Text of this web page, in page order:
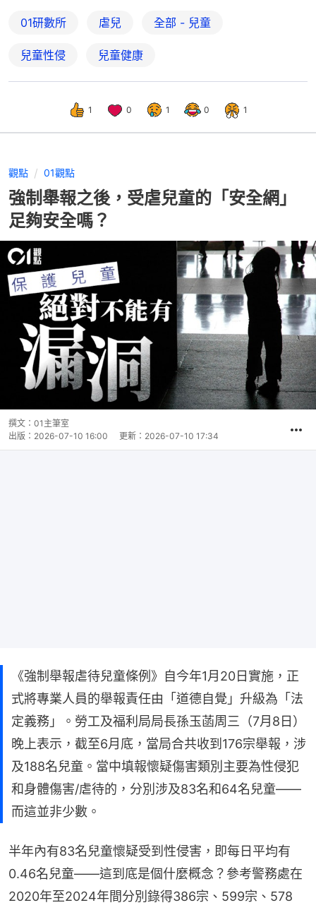
01研數所 虐兒 全部 - 兒童
兒童性侵 兒童健康
1 0 1 0 1
觀點 01觀點
強制舉報之後，受虐兒童的「安全網」
足夠安全嗎？
撰文： 01主筆室
出版： 2026-07-10 16:00 更新： 2026-07-10 17:34
《強制舉報虐待兒童條例》自今年1月20日實施，正
式將專業人員的舉報責任由「道德自覺」升級為「法
定義務」。勞工及福利局局長孫玉菡周三（7月8日）
晚上表示，截至6月底，當局合共收到176宗舉報，涉
及188名兒童。當中填報懷疑傷害類別主要為性侵犯
和身體傷害/虐待的，分別涉及83名和64名兒童——
而這並非少數。
半年內有83名兒童懷疑受到性侵害，即每日平均有
0.46名兒童——這到底是個什麼概念？參考警務處在
2020年至2024年間分別錄得386宗、599宗、578